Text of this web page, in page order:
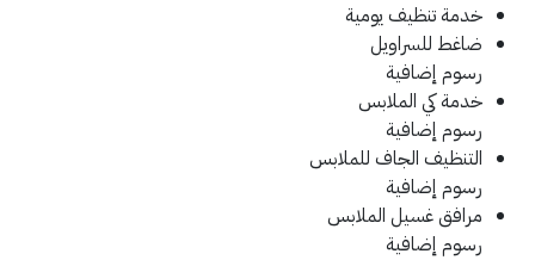
خدمة تنظيف يومية
ضاغط للسراويل
رسوم إضافية
خدمة كي الملابس
رسوم إضافية
التنظيف الجاف للملابس
رسوم إضافية
مرافق غسيل الملابس
رسوم إضافية